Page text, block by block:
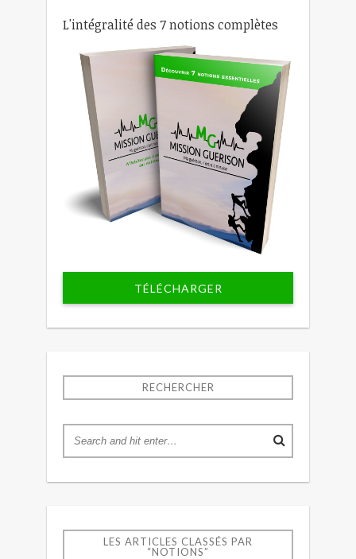
L'intégralité des 7 notions complètes
TÉLÉCHARGER
RECHERCHER
LES ARTICLES CLASSÉS PAR
“NOTIONS”